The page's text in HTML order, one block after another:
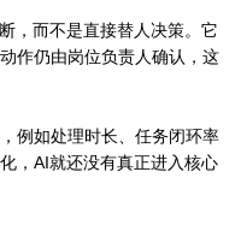
，而不是直接替人决策。它
作仍由岗位负责人确认，这
例如处理时长、任务闭环率
，AI就还没有真正进入核心